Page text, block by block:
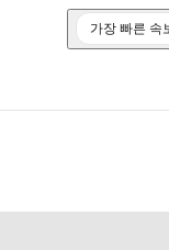
가장 빠른 속